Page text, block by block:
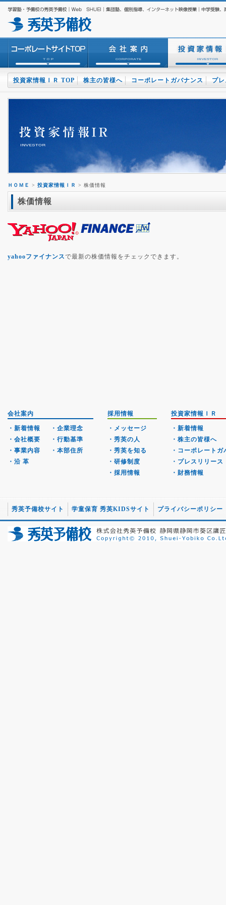
投資家情報ＩＲ TOP 株主の皆様へ コーポレートガバナンス プ
ＨＯＭＥ > 投資家情報ＩＲ > 株価情報
株価情報
yahooファイナンスで最新の株価情報をチェックできます。
会社案内
・新着情報
・会社概要
・事業内容
・沿 革
・企業理念
・行動基準
・本部住所
採用情報
・メッセージ
・秀英の人
・秀英を知る
・研修制度
・採用情報
投資家情報ＩＲ
・新着情報
・株主の皆様へ
・コーポレートガ
・プレスリリース
・財務情報
秀英予備校サイト 学童保育 秀英KIDSサイト プライバシーポリシー